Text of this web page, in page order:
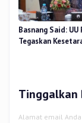
Basnang Said:
Tegaskan
Tinggalkan
Alamat email